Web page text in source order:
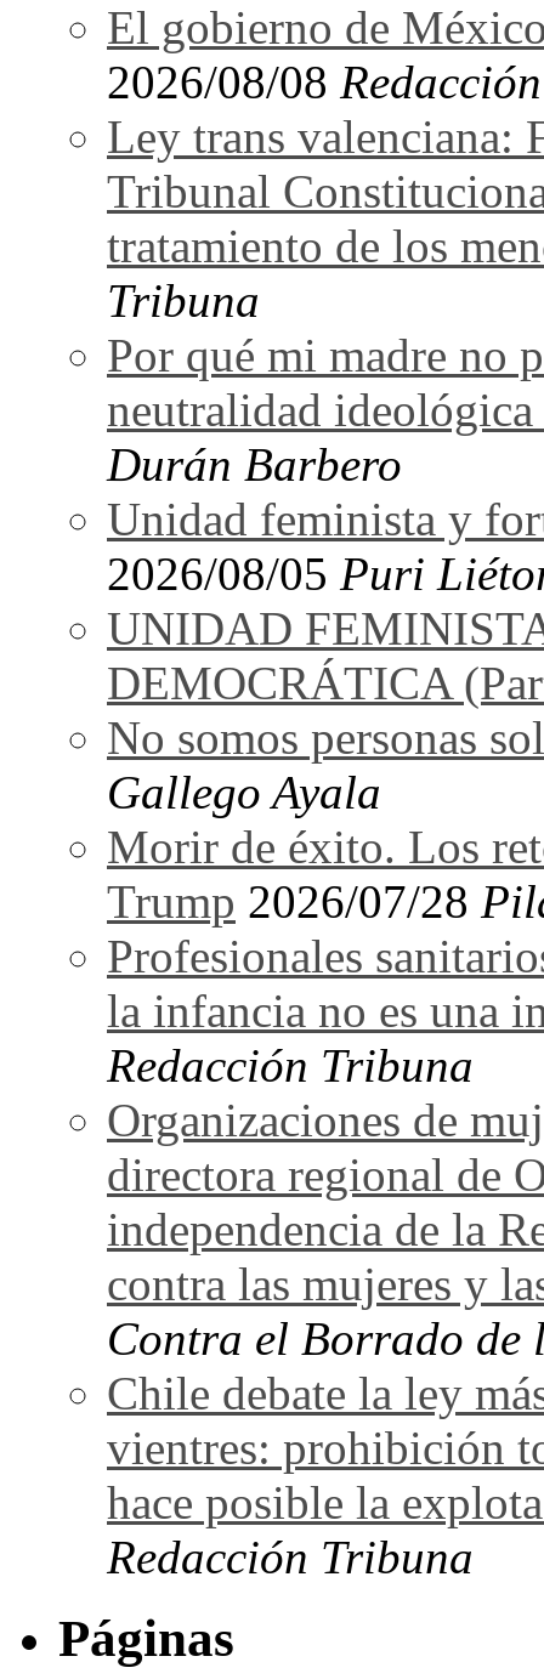
El gobierno de
2026/08/08
Ley trans valenciana:
Tribunal
tratamiento de los
Tribuna
Por qué mi madre no
neutralidad ideológica
Durán Barbero
Unidad feminista y
2026/08/05 Puri
UNIDAD
DEMOCRÁTICA
No somos personas
Gallego Ayala
Morir de éxito. Los
Trump 2026/07/28
Profesionales
la infancia no es una
Redacción Tribuna
Organizaciones de
directora regional de
independencia de la
contra las mujeres y
Contra el Borrado de
Chile debate la ley
vientres: prohibición
hace posible la
Redacción Tribuna
Páginas